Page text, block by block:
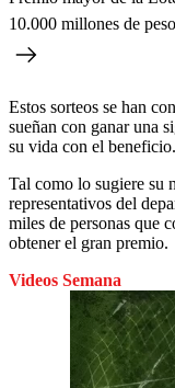
10.000 millones de
Estos sorteos se han
sueñan con ganar una
su vida con el beneficio.
Tal como lo sugiere su
representativos del
miles de personas que
obtener el gran premio.
Videos Semana